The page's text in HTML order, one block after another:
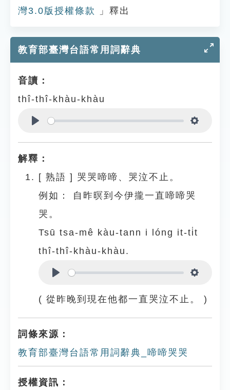
灣3.0版授權條款
」釋出
教育部臺灣台語常用詞辭典
音讀：
thî-thî-khàu-khàu
解釋：
[ 熟語 ] 哭哭啼啼、哭泣不止。
例如：
自昨暝到今伊攏一直啼啼哭
哭。
Tsū tsa-mê kàu-tann i lóng it-ti̍t
thî-thî-khàu-khàu.
( 從昨晚到現在他都一直哭泣不止。 )
詞條來源：
教育部臺灣台語常用詞辭典_啼啼哭哭
授權資訊：